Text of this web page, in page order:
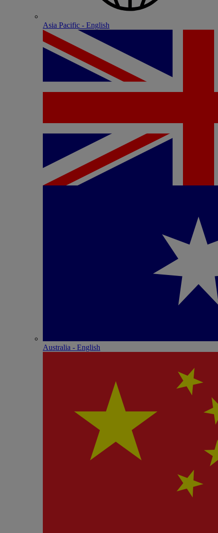
Asia Pacific - English
Australia - English